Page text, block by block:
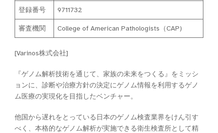
登録番号 9711732
審査機関 College of American Pathologists（CAP)
[Varinos株式会社]
『ゲノム解析技術を通じて、家族の未来をつくる』をミッシ
ョンに、診断や治療方針の決定にゲノム情報を利用するゲノ
ム医療の実現化を目指したベンチャー。
他国から遅れをとっている日本のゲノム検査業界をけん引す
べく、本格的なゲノム解析が実施できる衛生検査所として精